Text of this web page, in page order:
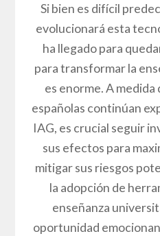
Si bien es difícil
evolucionará esta
ha llegado para
para transformar la
es enorme. A
españolas continúan
IAG, es crucial seguir
sus efectos para
mitigar sus riesgos
la adopción de
enseñanza
oportunidad